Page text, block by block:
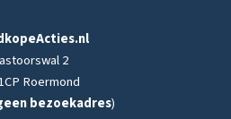
2
Roermond
bezoekadres)